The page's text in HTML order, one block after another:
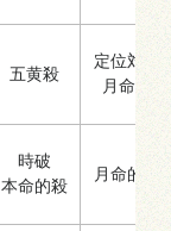
五黄殺
定位対冲
月命殺
時破
本命的殺
月命的殺